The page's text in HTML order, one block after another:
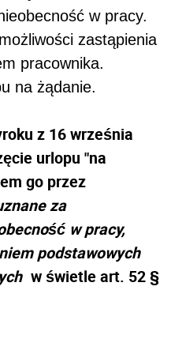
w pracy.
zastąpienia
pracownika.
na żądanie.
z 16 września
urlopu "na
go przez
za
w pracy,
podstawowych
w świetle art. 52 §